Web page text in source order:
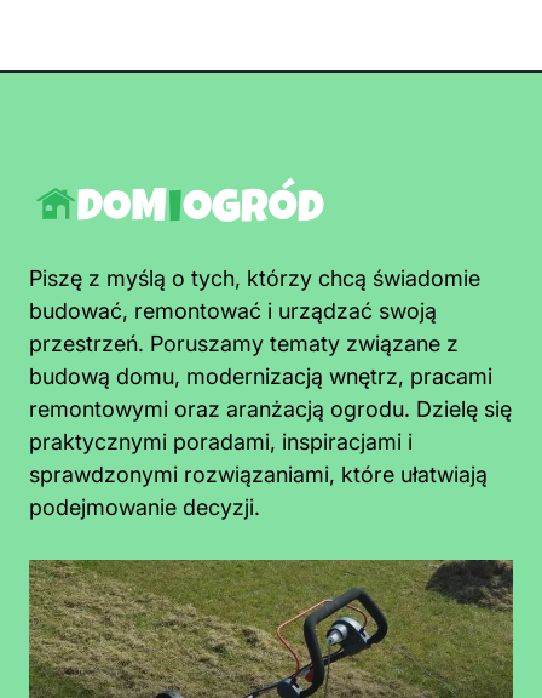
Piszę z myślą o tych, którzy chcą świadomie
budować, remontować i urządzać swoją
przestrzeń. Poruszamy tematy związane z
budową domu, modernizacją wnętrz, pracami
remontowymi oraz aranżacją ogrodu. Dzielę się
praktycznymi poradami, inspiracjami i
sprawdzonymi rozwiązaniami, które ułatwiają
podejmowanie decyzji.